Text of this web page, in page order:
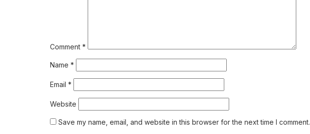
Comment *
Name *
Email *
Website
Save my name, email, and website in this browser for the next time I comment.